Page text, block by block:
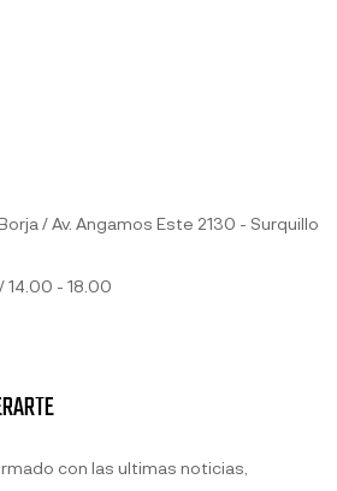
/ Av. Angamos Este 2130 - Surquillo
14.00 - 18.00
con las ultimas noticias,